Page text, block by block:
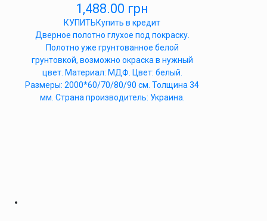
1,488.00 грн
КУПИТЬКупить в кредит
Дверное полотно глухое под покраску.
Полотно уже грунтованное белой
грунтовкой, возможно окраска в нужный
цвет. Материал: МДФ. Цвет: белый.
Размеры: 2000*60/70/80/90 см. Толщина 34
мм. Страна производитель: Украина.